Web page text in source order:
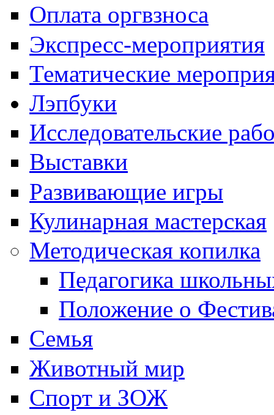
Оплата оргвзноса
Экспресс-мероприятия
Тематические
Лэпбуки
Исследовательские
Выставки
Развивающие игры
Кулинарная мастерская
Методическая копилка
Педагогика
Положение о
Семья
Животный мир
Спорт и ЗОЖ